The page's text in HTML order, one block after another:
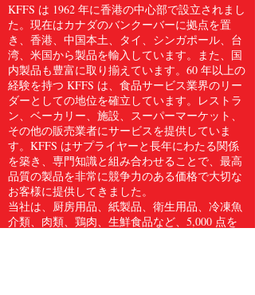
KFFS は 1962 年に香港の中心部で設立されまし
た。現在はカナダのバンクーバーに拠点を置
き、香港、中国本土、タイ、シンガポール、台
湾、米国から製品を輸入しています。また、国
内製品も豊富に取り揃えています。60 年以上の
経験を持つ KFFS は、食品サービス業界のリー
ダーとしての地位を確立しています。レストラ
ン、ベーカリー、施設、スーパーマーケット、
その他の販売業者にサービスを提供していま
す。KFFS はサプライヤーと長年にわたる関係
を築き、専門知識と組み合わせることで、最高
品質の製品を非常に競争力のある価格で大切な
お客様に提供してきました。
当社は、厨房用品、紙製品、衛生用品、冷凍魚
介類、肉類、鶏肉、生鮮食品など、5,000 点を